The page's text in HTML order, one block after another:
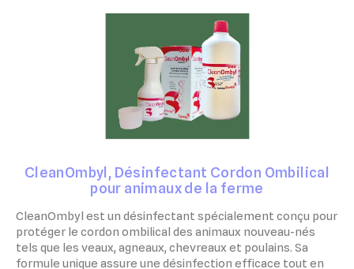
CleanOmbyl, Désinfectant Cordon Ombilical
pour animaux de la ferme
CleanOmbyl est un désinfectant spécialement conçu pour
protéger le cordon ombilical des animaux nouveau-nés
tels que les veaux, agneaux, chevreaux et poulains. Sa
formule unique assure une désinfection efficace tout en